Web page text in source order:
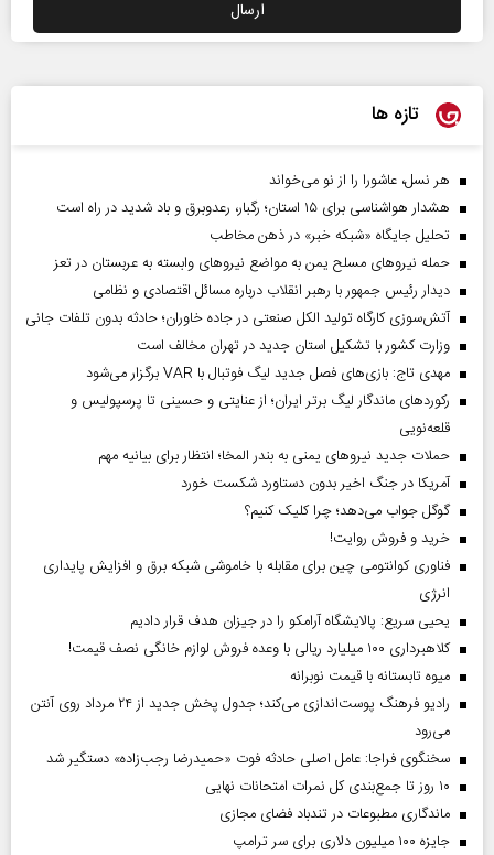
تازه ها
هر نسل، عاشورا را از نو می‌خواند
هشدار هواشناسی برای ۱۵ استان؛ رگبار، رعدوبرق و باد شدید در راه است
تحلیل جایگاه «شبکه خبر» در ذهن مخاطب
حمله نیروهای مسلح یمن به مواضع نیروهای وابسته به عربستان در تعز
دیدار رئیس‌ جمهور با رهبر انقلاب درباره مسائل اقتصادی و نظامی
آتش‌سوزی کارگاه تولید الکل صنعتی در جاده خاوران؛ حادثه بدون تلفات جانی
وزارت کشور با تشکیل استان جدید در تهران مخالف است
مهدی تاج: بازی‌های فصل جدید لیگ فوتبال با VAR برگزار می‌شود
رکورد‌های ماندگار لیگ برتر ایران؛ از عنایتی و حسینی تا پرسپولیس و
قلعه‌نویی
حملات جدید نیروهای یمنی به بندر المخا؛ انتظار برای بیانیه مهم
آمریکا در جنگ اخیر بدون دستاورد شکست خورد
گوگل جواب می‌دهد؛ چرا کلیک کنیم؟
خرید و فروش روایت!
فناوری کوانتومی چین برای مقابله با خاموشی شبکه برق و افزایش پایداری
انرژی
یحیی سریع: پالایشگاه آرامکو را در جیزان هدف قرار دادیم
کلاهبرداری ۱۰۰ میلیارد ریالی با وعده فروش لوازم خانگی نصف قیمت!
میوه تابستانه با قیمت نوبرانه
رادیو فرهنگ پوست‌اندازی می‌کند؛ جدول پخش جدید از ۲۴ مرداد روی آنتن
می‌رود
سخنگوی فراجا: عامل اصلی حادثه فوت «حمیدرضا رجب‌زاده» دستگیر شد
۱۰ روز تا جمع‌بندی کل نمرات امتحانات نهایی
ماندگاری مطبوعات در تندباد فضای مجازی
جایزه ۱۰۰ میلیون دلاری برای سر ترامپ